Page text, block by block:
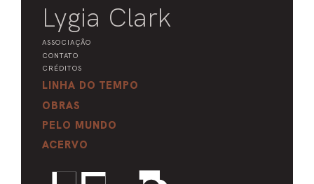
Lygia Clark
ASSOCIAÇÃO
CONTATO
CRÉDITOS
LINHA DO TEMPO
OBRAS
PELO MUNDO
ACERVO